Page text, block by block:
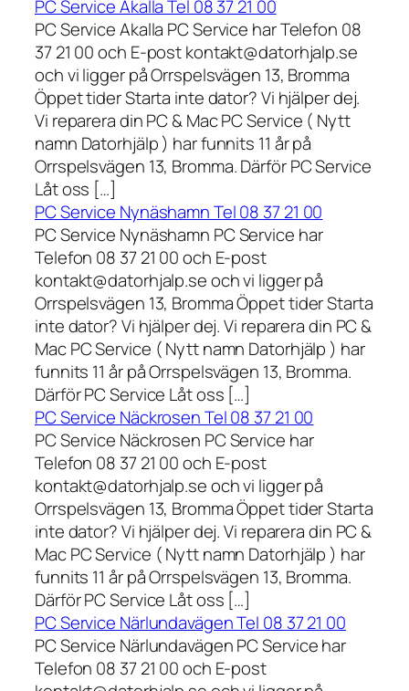
PC Service Akalla Tel 08 37 21 00
PC Service Akalla PC Service har Telefon 08
37 21 00 och E-post kontakt@datorhjalp.se
och vi ligger på Orrspelsvägen 13, Bromma
Öppet tider Starta inte dator? Vi hjälper dej.
Vi reparera din PC & Mac PC Service ( Nytt
namn Datorhjälp ) har funnits 11 år på
Orrspelsvägen 13, Bromma. Därför PC Service
Låt oss […]
PC Service Nynäshamn Tel 08 37 21 00
PC Service Nynäshamn PC Service har
Telefon 08 37 21 00 och E-post
kontakt@datorhjalp.se och vi ligger på
Orrspelsvägen 13, Bromma Öppet tider Starta
inte dator? Vi hjälper dej. Vi reparera din PC &
Mac PC Service ( Nytt namn Datorhjälp ) har
funnits 11 år på Orrspelsvägen 13, Bromma.
Därför PC Service Låt oss […]
PC Service Näckrosen Tel 08 37 21 00
PC Service Näckrosen PC Service har
Telefon 08 37 21 00 och E-post
kontakt@datorhjalp.se och vi ligger på
Orrspelsvägen 13, Bromma Öppet tider Starta
inte dator? Vi hjälper dej. Vi reparera din PC &
Mac PC Service ( Nytt namn Datorhjälp ) har
funnits 11 år på Orrspelsvägen 13, Bromma.
Därför PC Service Låt oss […]
PC Service Närlundavägen Tel 08 37 21 00
PC Service Närlundavägen PC Service har
Telefon 08 37 21 00 och E-post